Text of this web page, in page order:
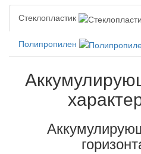
Стеклопластик
Полипропилен